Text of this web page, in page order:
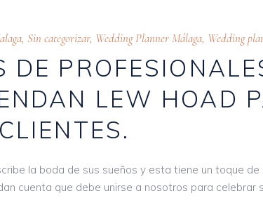
, Sin categorizar, Wedding Planner Málaga, Wedding
DE
LEW HOAD
la boda de sus sueños y esta tiene un toque
cuenta que debe unirse a nosotros para